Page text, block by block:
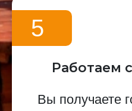
5
Работаем
Вы получаете